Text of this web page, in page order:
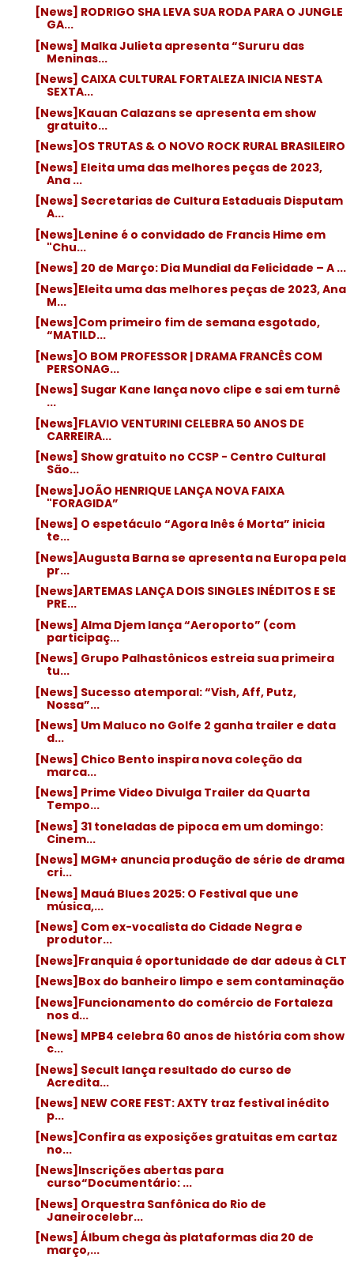
[News] RODRIGO SHA LEVA SUA RODA PARA O JUNGLE
GA...
[News] Malka Julieta apresenta “Sururu das
Meninas...
[News] CAIXA CULTURAL FORTALEZA INICIA NESTA
SEXTA...
[News]Kauan Calazans se apresenta em show
gratuito...
[News]OS TRUTAS & O NOVO ROCK RURAL BRASILEIRO
[News] Eleita uma das melhores peças de 2023,
Ana ...
[News] Secretarias de Cultura Estaduais Disputam
A...
[News]Lenine é o convidado de Francis Hime em
"Chu...
[News] 20 de Março: Dia Mundial da Felicidade – A ...
[News]Eleita uma das melhores peças de 2023, Ana
M...
[News]Com primeiro fim de semana esgotado,
“MATILD...
[News]O BOM PROFESSOR | DRAMA FRANCÊS COM
PERSONAG...
[News] Sugar Kane lança novo clipe e sai em turnê
...
[News]FLAVIO VENTURINI CELEBRA 50 ANOS DE
CARREIRA...
[News] Show gratuito no CCSP - Centro Cultural
São...
[News]JOÃO HENRIQUE LANÇA NOVA FAIXA
"FORAGIDA”
[News] O espetáculo “Agora Inês é Morta” inicia
te...
[News]Augusta Barna se apresenta na Europa pela
pr...
[News]ARTEMAS LANÇA DOIS SINGLES INÉDITOS E SE
PRE...
[News] Alma Djem lança “Aeroporto” (com
participaç...
[News] Grupo Palhastônicos estreia sua primeira
tu...
[News] Sucesso atemporal: “Vish, Aff, Putz,
Nossa”...
[News] Um Maluco no Golfe 2 ganha trailer e data
d...
[News] Chico Bento inspira nova coleção da
marca...
[News] Prime Video Divulga Trailer da Quarta
Tempo...
[News] 31 toneladas de pipoca em um domingo:
Cinem...
[News] MGM+ anuncia produção de série de drama
cri...
[News] Mauá Blues 2025: O Festival que une
música,...
[News] Com ex-vocalista do Cidade Negra e
produtor...
[News]Franquia é oportunidade de dar adeus à CLT
[News]Box do banheiro limpo e sem contaminação
[News]Funcionamento do comércio de Fortaleza
nos d...
[News] MPB4 celebra 60 anos de história com show
c...
[News] Secult lança resultado do curso de
Acredita...
[News] NEW CORE FEST: AXTY traz festival inédito
p...
[News]Confira as exposições gratuitas em cartaz
no...
[News]Inscrições abertas para
curso“Documentário: ...
[News] Orquestra Sanfônica do Rio de
Janeirocelebr...
[News] Álbum chega às plataformas dia 20 de
março,...